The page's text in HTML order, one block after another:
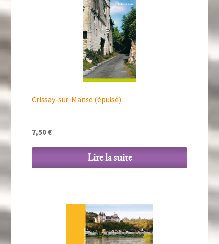
Crissay-sur-Manse (épuisé)
7,50€
Lire la suite